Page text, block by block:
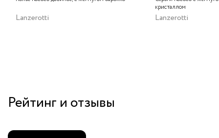
Lanzerotti
кристаллом
Lanzerotti
Рейтинг и отзывы